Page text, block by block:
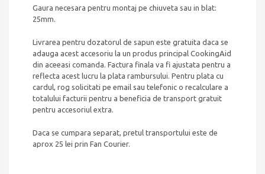
Gaura necesara pentru montaj pe chiuveta sau in blat:
25mm.
Livrarea pentru dozatorul de sapun este gratuita daca se
adauga acest accesoriu la un produs principal CookingAid
din aceeasi comanda. Factura finala va fi ajustata pentru a
reflecta acest lucru la plata rambursului. Pentru plata cu
cardul, rog solicitati pe email sau telefonic o recalculare a
totalului facturii pentru a beneficia de transport gratuit
pentru accesoriul extra.
Daca se cumpara separat, pretul transportului este de
aprox 25 lei prin Fan Courier.